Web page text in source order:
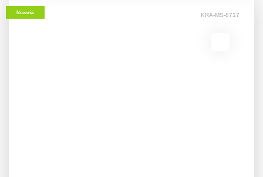
Nowość KRA-MS-8717